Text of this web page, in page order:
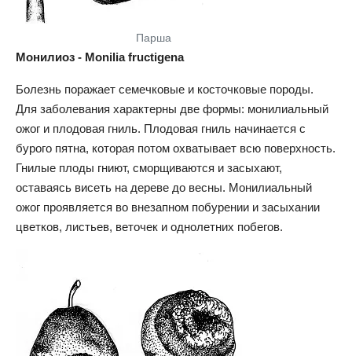
Парша
Монилиоз - Monilia fructigena
Болезнь поражает семечковые и косточковые породы.
Для заболевания характерны две формы: монилиальный
ожог и плодовая гниль. Плодовая гниль начинается с
бурого пятна, которая потом охватывает всю поверхность.
Гнилые плоды гниют, сморщиваются и засыхают,
оставаясь висеть на дереве до весны. Монилиальный
ожог проявляется во внезапном побурении и засыхании
цветков, листьев, веточек и однолетних побегов.